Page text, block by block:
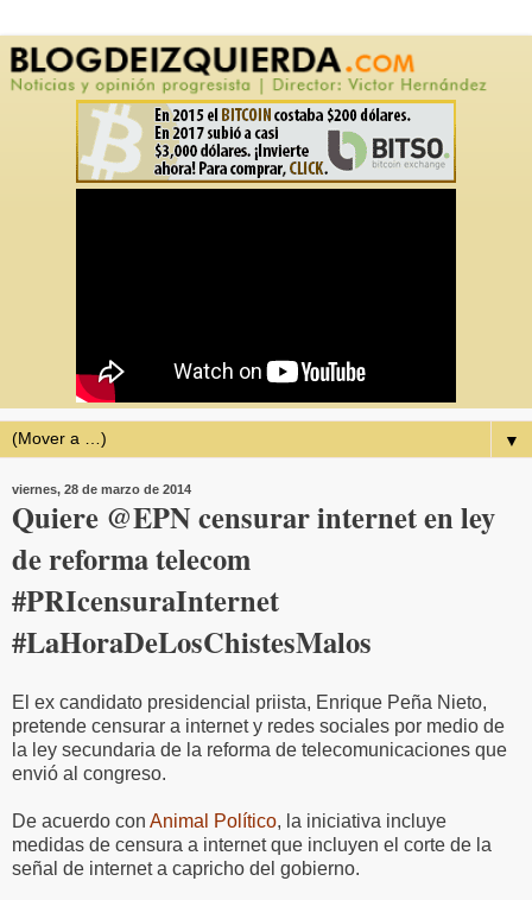
▼
viernes, 28 de marzo de 2014
Quiere @EPN censurar internet en ley
de reforma telecom
#PRIcensuraInternet
#LaHoraDeLosChistesMalos
El ex candidato presidencial priista, Enrique Peña Nieto,
pretende censurar a internet y redes sociales por medio de
la ley secundaria de la reforma de telecomunicaciones que
envió al congreso.
De acuerdo con Animal Político, la iniciativa incluye
medidas de censura a internet que incluyen el corte de la
señal de internet a capricho del gobierno.